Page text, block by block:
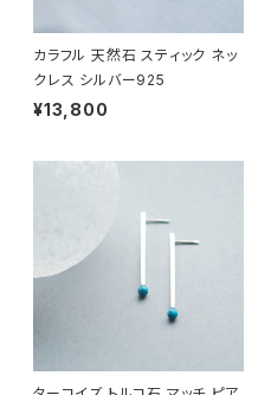
カラフル 天然石 スティック ネッ
クレス シルバー925
¥13,800